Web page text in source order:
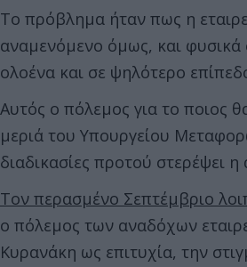
Το πρόβλημα ήταν πως η
αναμενόμενο όμως, και φυσικά
ολοένα και σε ψηλότερο
Αυτός ο πόλεμος για το ποιος
μεριά του Υπουργείου
διαδικασίες προτού στερέψει η
Τον περασμένο Σεπτέμβριο
ο πόλεμος των αναδόχων
Κυρανάκη ως επιτυχία, την